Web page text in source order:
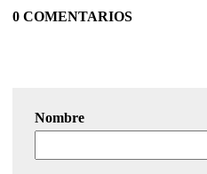
0 COMENTARIOS
Nombre